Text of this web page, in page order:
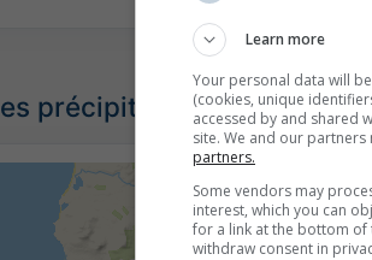
précipitations, 53.51°N
Learn more
Your personal data will
(cookies, unique
accessed by and shared
site. We and our
partners.
Some vendors may
interest, which you can
for a link at the bottom of
withdraw consent in